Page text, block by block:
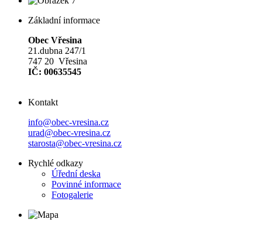
Základní informace
Obec Vřesina
21.dubna 247/1
747 20 Vřesina
IČ: 00635545
Kontakt
info@obec-vresina.cz
urad@obec-vresina.cz
starosta@obec-vresina.cz
Rychlé odkazy
Úřední deska
Povinné informace
Fotogalerie